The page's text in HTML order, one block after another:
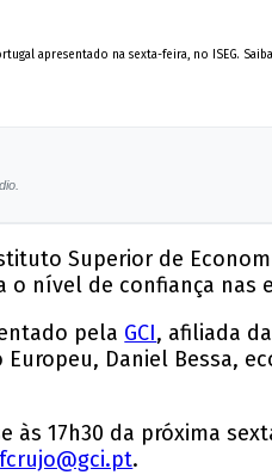
Superior de
o nível de confiança nas
pela GCI, afiliada
Europeu, Daniel Bessa,
às 17h30 da próxima
fcrujo@gci.pt.